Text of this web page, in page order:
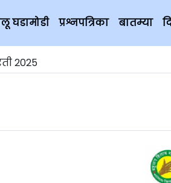
घडामोडी प्रश्नपत्रिका बातम्या
2025